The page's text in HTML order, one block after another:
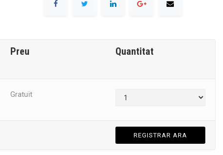
Preu Quantitat
Gratuït
REGISTRAR ARA